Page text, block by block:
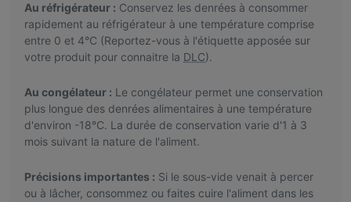
Au réfrigérateur : Conservez les denrées à consommer
rapidement au réfrigérateur à une température comprise
entre 0 et 4°C (Reportez-vous à l'étiquette apposée sur
votre produit pour connaitre la DLC).
Au congélateur : Le congélateur permet une conservation
plus longue des denrées alimentaires à une température
d'environ -18°C. La durée de conservation varie d'1 à 3
mois suivant la nature de l'aliment.
Précisions importantes : Si le sous-vide venait à percer
ou à lâcher, consommez ou faites cuire l'aliment dans les